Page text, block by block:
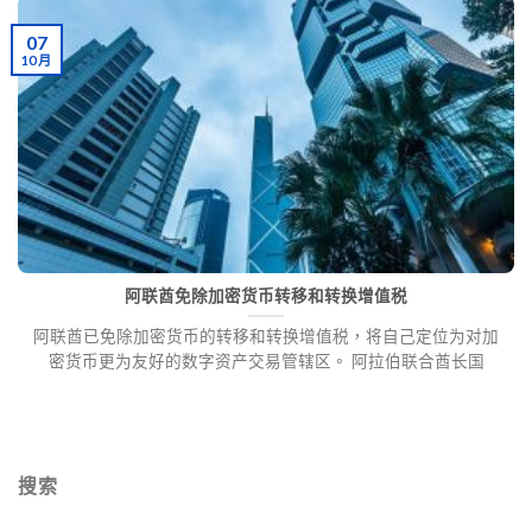
搜索
阿联酋免除加密货币转移和转换增值税
阿联酋已免除加密货币的转移和转换增值税，将自己定位为对加
密货币更为友好的数字资产交易管辖区。 阿拉伯联合酋长国
07
10 月